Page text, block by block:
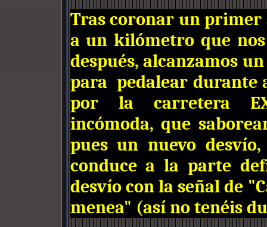
Tras coronar un primer
a un kilómetro que
después, alcanzamos
para pedalear durante
por la carretera
incómoda, que
pues un nuevo
conduce a la parte
desvío con la señal de
menea" (así no tenéis